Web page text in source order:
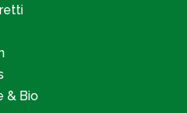
& Bio